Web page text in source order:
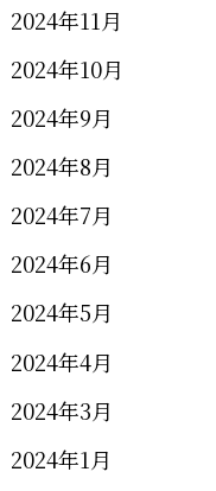
2024年11月
2024年10月
2024年9月
2024年8月
2024年7月
2024年6月
2024年5月
2024年4月
2024年3月
2024年1月